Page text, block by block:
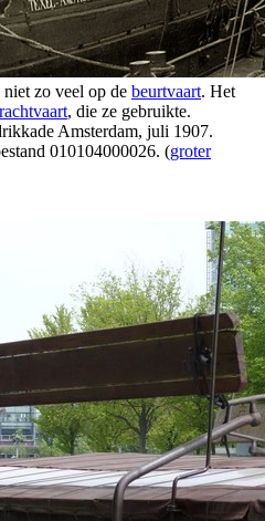
zo veel op de beurtvaart. Het
, die ze gebruikte.
Amsterdam, juli 1907.
010104000026. (groter